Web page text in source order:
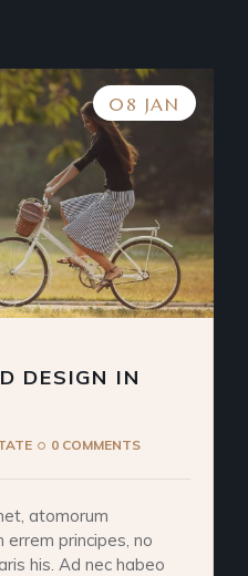
08 JAN
DESIGN IN
0 COMMENTS
atomorum
principes, no
his. Ad nec habeo